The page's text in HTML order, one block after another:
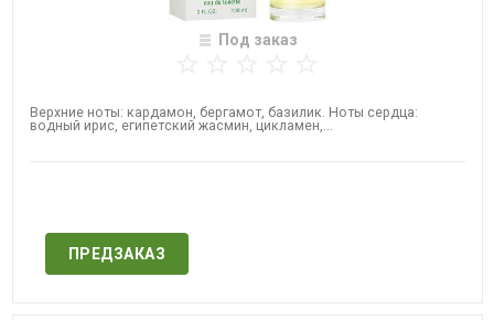
Под заказ
Верхние ноты: кардамон, бергамот, базилик. Ноты сердца:
водный ирис, египетский жасмин, цикламен,...
ПРЕДЗАКАЗ